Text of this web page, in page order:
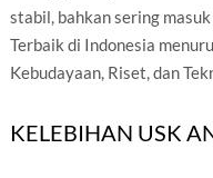
stabil, bahkan sering
Terbaik di Indonesia
Kebudayaan, Riset, dan
KELEBIHAN USK